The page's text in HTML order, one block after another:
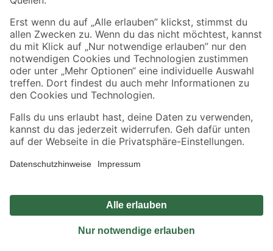
Sicher einkaufen
Jetzt die toom-App herunterladen
Alle Preisangaben in EUR inkl. gesetzl. MwSt.. Die dargestellten Angebote sind unter
Umständen nicht in allen Märkten verfügbar. Die angegebenen Verfügbarkeiten beziehen
Produkte nur solange der Vorrat reicht.
*Paketversand ab 59 € versandkostenfrei, gilt nicht für Artikel mit Speditionsversand, hier
Privatsphäre Impressum
Nutzungsbedingungen
Widerrufsrecht
Vertrag widerrufen